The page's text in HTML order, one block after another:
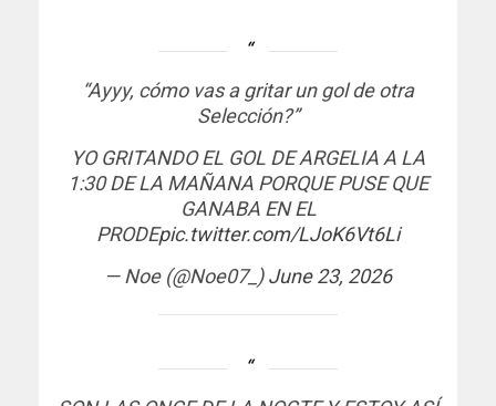
“Ayyy, cómo vas a gritar un gol de otra
Selección?”
YO GRITANDO EL GOL DE ARGELIA A LA
1:30 DE LA MAÑANA PORQUE PUSE QUE
GANABA EN EL
PRODEpic.twitter.com/LJoK6Vt6Li
— Noe (@Noe07_)June 23, 2026